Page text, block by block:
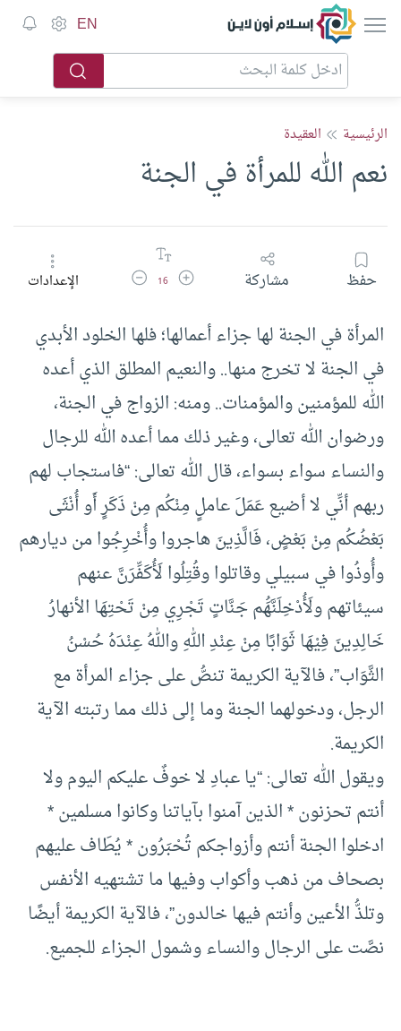
إسلام أون لاين EN
الرئيسية العقيدة
نعم الله للمرأة في الجنة
حفظ مشاركة زيادة حجم الخط
16 تقليل حجم الخطالإعدادات
المرأة في الجنة لها جزاء أعمالها؛ فلها الخلود الأبدي
في الجنة لا تخرج منها.. والنعيم المطلق الذي أعده
الله للمؤمنين والمؤمنات.. ومنه: الزواج في الجنة،
ورضوان الله تعالى، وغير ذلك مما أعده الله للرجال
والنساء سواء بسواء، قال الله تعالى: “فاستجاب لهم
ربهم أنِّي لا أضيع عَمَلَ عاملٍ مِنْكُم مِنْ ذَكَرٍ أَو أُنْثَى
بَعْضُكُم مِنْ بَعْضٍ، فَالَّذِينَ هاجروا وأُخْرِجُوا من ديارهم
وأُوذُوا في سبيلي وقاتلوا وقُتِلُوا لَأُكَفِّرَنَّ عنهم
سيئاتهم ولَأُدْخِلَنَّهَُم جَنَّاتٍ تَجْرِي مِنْ تَحْتِهَا الأنهارُ
خَالِدِينَ فِيْهَا ثَوَابًا مِنْ عِنْدِ اللهِ واللهُ عِنْدَهُ حُسْنُ
الثَّوَاب”، فالآية الكريمة تنصُّ على جزاء المرأة مع
الرجل، ودخولهما الجنة وما إلى ذلك مما رتبته الآية
الكريمة.
ويقول الله تعالى: “يا عبادِ لا خوفٌ عليكم اليوم ولا
أنتم تحزنون * الذين آمنوا بآياتنا وكانوا مسلمين *
ادخلوا الجنة أنتم وأزواجكم تُحْبَرُون * يُطَاف عليهم
بصحاف من ذهب وأكواب وفيها ما تشتهيه الأنفس
وتلذُّ الأعين وأنتم فيها خالدون”، فالآية الكريمة أيضًا
نصَّت على الرجال والنساء وشمول الجزاء للجميع.